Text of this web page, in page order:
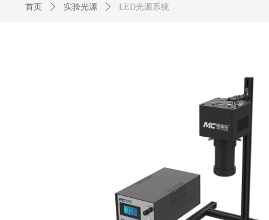
首页 ꄲ 实验光源 ꄲ LED光源系统